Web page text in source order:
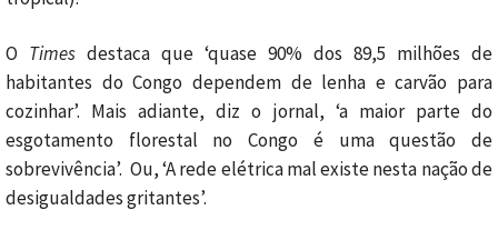
O Times destaca que ‘quase 90% dos 89,5 milhões de
habitantes do Congo dependem de lenha e carvão para
cozinhar’. Mais adiante, diz o jornal, ‘a maior parte do
esgotamento florestal no Congo é uma questão de
sobrevivência’. Ou, ‘A rede elétrica mal existe nesta nação de
desigualdades gritantes’.